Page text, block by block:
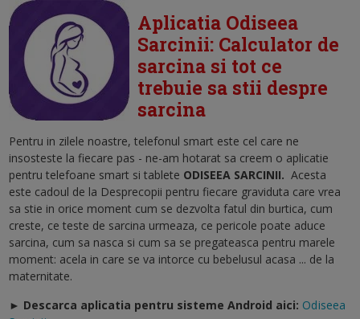
Aplicatia Odiseea
Sarcinii: Calculator de
sarcina si tot ce
trebuie sa stii despre
sarcina
Pentru in zilele noastre, telefonul smart este cel care ne
insosteste la fiecare pas - ne-am hotarat sa creem o aplicatie
pentru telefoane smart si tablete ODISEEA SARCINII. Acesta
este cadoul de la Desprecopii pentru fiecare graviduta care vrea
sa stie in orice moment cum se dezvolta fatul din burtica, cum
creste, ce teste de sarcina urmeaza, ce pericole poate aduce
sarcina, cum sa nasca si cum sa se pregateasca pentru marele
moment: acela in care se va intorce cu bebelusul acasa ... de la
maternitate.
► Descarca aplicatia pentru sisteme Android aici: Odiseea